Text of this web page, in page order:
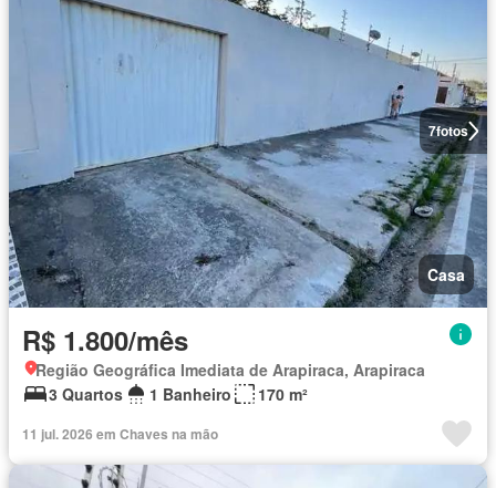
7fotos
Casa
R$ 1.800/mês
Região Geográfica Imediata de Arapiraca, Arapiraca
3 Quartos
1 Banheiro 170 m²
11 jul. 2026 em Chaves na mão